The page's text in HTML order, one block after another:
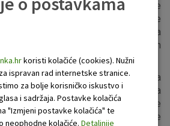
sniziti kamatne stope na sve
kamatnom stopom pa će
kredite uz valutnu klauzulu u eurima
kredite u kunama za 0,19 postotnih
godine OTP banka je devet puta
stope građanima. Do snižavanja
slijedom kretanja nacionalne
uz koje je OTP banka vezala svoje
koristi kolačiće (cookies). Nužni
ispravan rad internetske stranice.
za bolje korisničko iskustvo i
i sadržaja. Postavke kolačića
"Izmjeni postavke kolačića" te
neophodne kolačiće. Detaljnije